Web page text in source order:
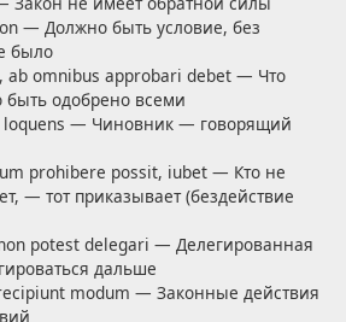
— Должно быть условие, без
было
ab omnibus approbari debet — Что
быть одобрено всеми
loquens — Чиновник — говорящий
prohibere possit, iubet — Кто не
— тот приказывает (бездействие
potest delegari — Делегированная
дальше
modum — Законные действия